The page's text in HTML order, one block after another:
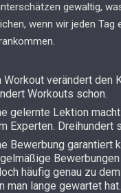
gewaltig,
wenn wir jeden Tag
Workout verändert den
Workouts schon.
gelernte Lektion
Experten. Dreihundert
Bewerbung garantiert
häufig genau zu
man lange gewartet hat.